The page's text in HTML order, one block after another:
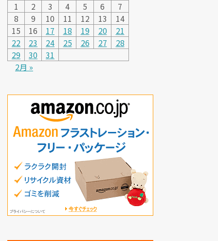
1
2 3 4 5 6
7
8
9 10 11 12 13
14
15
16 17 18 19 20
21
22
23 24 25 26 27
28
29
30
31
2月 »